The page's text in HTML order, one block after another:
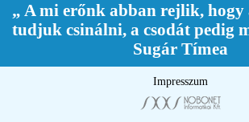
„ A mi erőnk abban rejlik, hogy
tudjuk csinálni, a csodát pedig
Sugár Tímea
Impresszum